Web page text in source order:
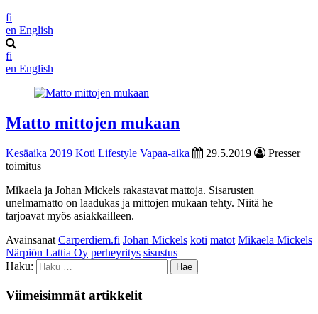
fi
en English
fi
en English
Matto mittojen mukaan
Kesäaika 2019 Koti Lifestyle Vapaa-aika 29.5.2019
Presser
toimitus
Mikaela ja Johan Mickels rakastavat mattoja. Sisarusten
unelmamatto on laadukas ja mittojen mukaan tehty. Niitä he
tarjoavat myös asiakkailleen.
Avainsanat Carperdiem.fi Johan Mickels koti matot Mikaela Mickels
Närpiön Lattia Oy perheyritys sisustus
Haku:
Viimeisimmät artikkelit